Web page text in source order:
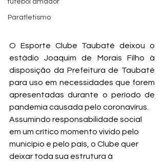
futebol amador
Paratletismo
O Esporte Clube Taubaté deixou o
estádio Joaquim de Morais Filho à
disposição da Prefeitura de Taubaté
para uso em necessidades que forem
apresentadas durante o período de
pandemia causada pelo coronavírus.
Assumindo responsabilidade social
em um crítico momento vivido pelo
município e pelo país, o Clube quer
deixar toda sua estrutura à